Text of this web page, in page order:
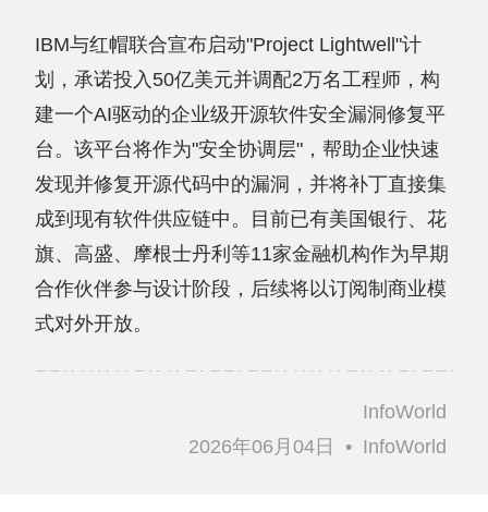
IBM与红帽联合宣布启动"Project Lightwell"计
划，承诺投入50亿美元并调配2万名工程师，构
建一个AI驱动的企业级开源软件安全漏洞修复平
台。该平台将作为"安全协调层"，帮助企业快速
发现并修复开源代码中的漏洞，并将补丁直接集
成到现有软件供应链中。目前已有美国银行、花
旗、高盛、摩根士丹利等11家金融机构作为早期
合作伙伴参与设计阶段，后续将以订阅制商业模
式对外开放。
InfoWorld
2026年06月04日
• InfoWorld